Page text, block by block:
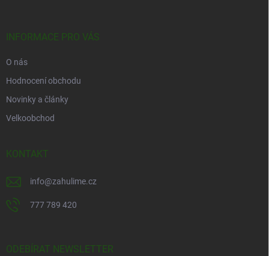
INFORMACE PRO VÁS
O nás
Hodnocení obchodu
Novinky a články
Velkoobchod
KONTAKT
info@zahulime.cz
777 789 420
ODEBÍRAT NEWSLETTER